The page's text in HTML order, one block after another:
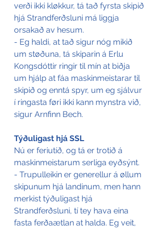
verði ikki kløkkur, tá tað fyrsta skipið
hjá Strandferðsluni má liggja
orsakað av hesum.
- Eg haldi, at tað sigur nóg mikið
um støðuna, tá skiparin á Erlu
Kongsdóttir ringir til mín at biðja
um hjálp at fáa maskinmeistarar til
skipið og enntá spyr, um eg sjálvur
í ringasta føri ikki kann mynstra við,
sigur Arnfinn Bech.
Týðuligast hjá SSL
Nú er feriutíð, og tá er trotið á
maskinmeistarum serliga eyðsýnt.
- Trupulleikin er generellur á øllum
skipunum hjá landinum, men hann
merkist týðuligast hjá
Strandferðsluni, tí tey hava eina
fasta ferðaætlan at halda. Eg veit,